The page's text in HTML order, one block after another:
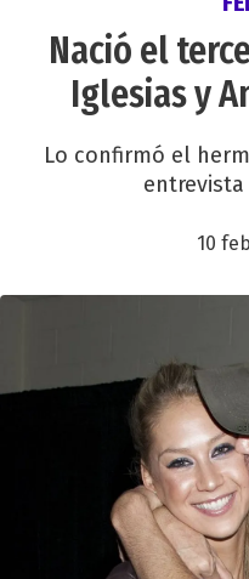
Nació el
Iglesias y
Lo confirmó el
10